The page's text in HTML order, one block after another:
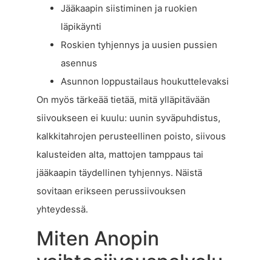
Jääkaapin siistiminen ja ruokien
läpikäynti
Roskien tyhjennys ja uusien pussien
asennus
Asunnon loppustailaus houkuttelevaksi
On myös tärkeää tietää, mitä ylläpitävään
siivoukseen ei kuulu: uunin syväpuhdistus,
kalkkitahrojen perusteellinen poisto, siivous
kalusteiden alta, mattojen tamppaus tai
jääkaapin täydellinen tyhjennys. Näistä
sovitaan erikseen perussiivouksen
yhteydessä.
Miten Anopin